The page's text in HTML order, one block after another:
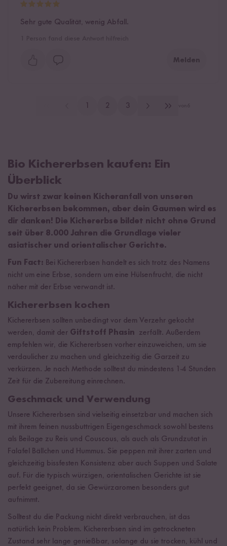
Sehr gute Qualität, wenig Abfall.
Melden
2 3
Bio Kichererbsen kaufen: Ein
Überblick
Du wirst zwar keinen Kicheranfall von unseren
Kichererbsen bekommen, aber dein Gaumen wird es
dir danken! Die Kichererbse bildet nicht ohne Grund
seit über 8.000 Jahren die Grundlage vieler
asiatischer und orientalischer Gerichte.
Fun Fact: Bei Kichererbsen handelt es sich trotz des Namens
nicht um eine Erbse, sondern um eine Hülsenfrucht, die nicht
näher mit der Erbse verwandt ist.
Kichererbsen kochen
Kichererbsen sollten unbedingt vor dem Verzehr gekocht
werden, damit der Giftstoff Phasin
zerfällt. Außerdem
empfehlen wir, die Kichererbsen vorher einzuweichen, um sie
verdaulicher zu machen und gleichzeitig die Garzeit zu
verkürzen. Je nach Methode solltest du mindestens 1-4 Stunden
Zeit für die Zubereitung einrechnen.
Geschmack und Verwendung
Unsere Kichererbsen sind vielseitig einsetzbar und machen sich
mit ihrem feinen nussbuttrigen Eigengeschmack sowohl bestens
als Beilage zu Reis und Couscous, als auch als Grundzutat in
Falafel Bällchen und Hummus. Sie peppen mit ihrer zarten und
gleichzeitig bissfesten Konsistenz aber auch Suppen und Salate
auf. Für die typisch würzigen, orientalischen Gerichte ist sie
perfekt geeignet, da sie Gewürzaromen besonders gut
aufnimmt.
Solltest du die Packung nicht direkt verbrauchen, ist das
natürlich kein Problem. Kichererbsen sind im getrockneten
Zustand sehr lange genießbar, solange du sie trocken, kühl und